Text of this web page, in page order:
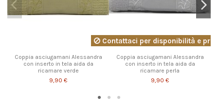
Coppia asciugamani Alessandra
con inserto in tela aida da
ricamare verde
9,90 €
Contattaci per disponibilità e
Coppia asciugamani Alessandra
con inserto in tela aida da
ricamare perla
9,90 €